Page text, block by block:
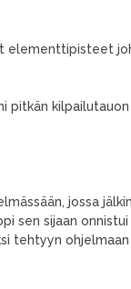
elementtipisteet
pitkän kilpailutauon
jossa
sen sijaan onnistui
tehtyyn ohjelmaan